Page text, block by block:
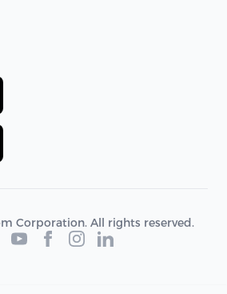
Corporation. All rights reserved.